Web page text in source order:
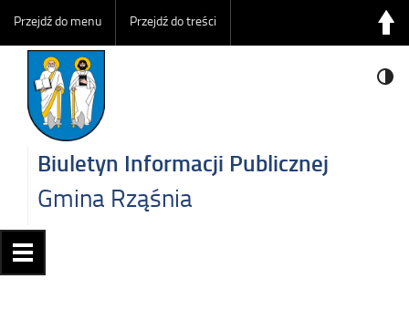
Przejdź do menu Przejdź do treści
Biuletyn Informacji Publicznej
Gmina Rząśnia